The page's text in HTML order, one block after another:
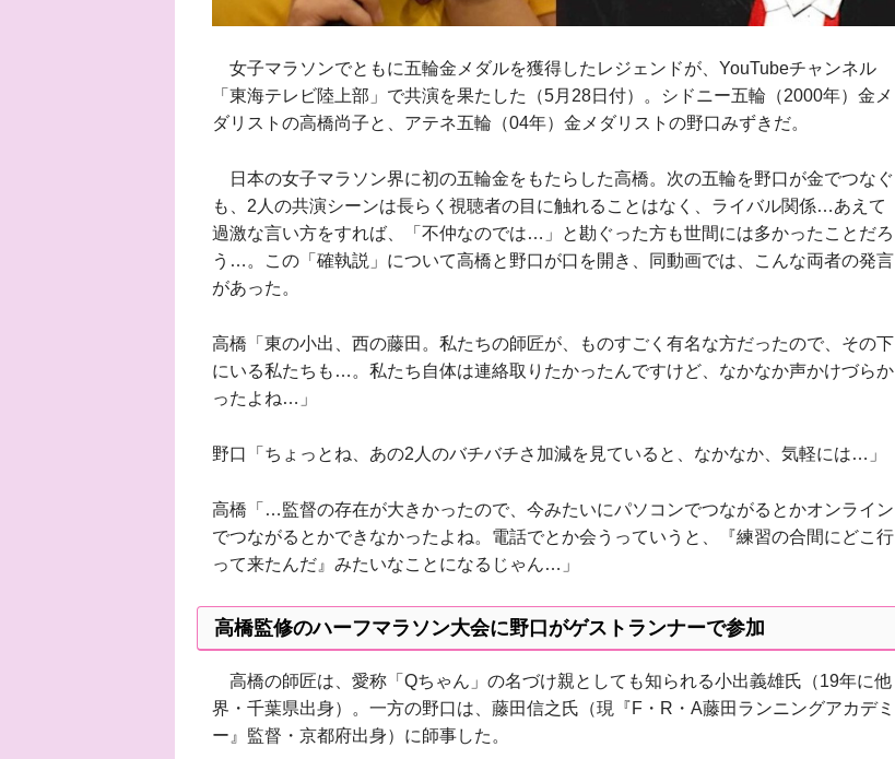
女子マラソンでともに五輪金メダルを獲得したレジェンドが、YouTubeチャンネル
「東海テレビ陸上部」で共演を果たした（5月28日付）。シドニー五輪（2000年）金メ
ダリストの高橋尚子と、アテネ五輪（04年）金メダリストの野口みずきだ。
日本の女子マラソン界に初の五輪金をもたらした高橋。次の五輪を野口が金でつなぐ
も、2人の共演シーンは長らく視聴者の目に触れることはなく、ライバル関係…あえて
過激な言い方をすれば、「不仲なのでは…」と勘ぐった方も世間には多かったことだろ
う…。この「確執説」について高橋と野口が口を開き、同動画では、こんな両者の発言
があった。
高橋「東の小出、西の藤田。私たちの師匠が、ものすごく有名な方だったので、その下
にいる私たちも…。私たち自体は連絡取りたかったんですけど、なかなか声かけづらか
ったよね…」
野口「ちょっとね、あの2人のバチバチさ加減を見ていると、なかなか、気軽には…」
高橋「…監督の存在が大きかったので、今みたいにパソコンでつながるとかオンライン
でつながるとかできなかったよね。電話でとか会うっていうと、『練習の合間にどこ行
って来たんだ』みたいなことになるじゃん…」
高橋監修のハーフマラソン大会に野口がゲストランナーで参加
高橋の師匠は、愛称「Qちゃん」の名づけ親としても知られる小出義雄氏（19年に他
界・千葉県出身）。一方の野口は、藤田信之氏（現『F・R・A藤田ランニングアカデミ
ー』監督・京都府出身）に師事した。